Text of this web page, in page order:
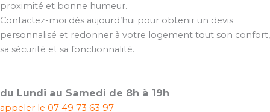
proximité et bonne humeur.
Contactez-moi dès aujourd’hui pour obtenir un devis
personnalisé et redonner à votre logement tout son confort,
sa sécurité et sa fonctionnalité.
du Lundi au Samedi de 8h à 19h
appeler le 07 49 73 63 97